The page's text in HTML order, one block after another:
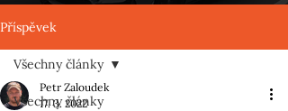
Příspěvek
Všechny články
Všechny články
Petr Zaloudek
17. 3. 2022